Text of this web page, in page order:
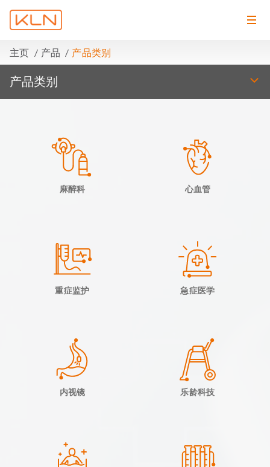
主页 产品 产品类别
产品类别
麻醉科 心血管
重症监护 急症医学
内视镜 乐龄科技